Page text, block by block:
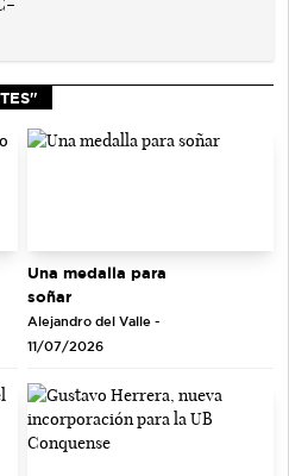
Una medalla para
soñar
Alejandro del Valle -
11/07/2026